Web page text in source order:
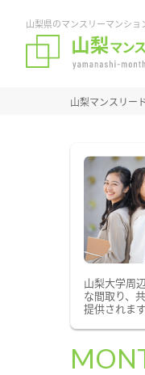
山梨県のマンスリーマンシ
山梨マンスリー
山梨大学周
な間取り、
提供されま